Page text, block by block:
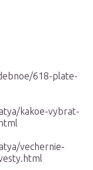
618-plate-
kakoe-vybrat-
vechernie-